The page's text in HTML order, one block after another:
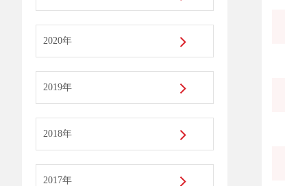
2020年
2019年
2018年
2017年